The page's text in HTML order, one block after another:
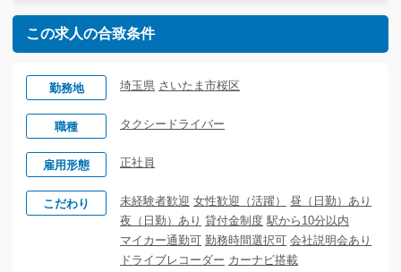
この求人の合致条件
勤務地 埼玉県 さいたま市桜区
職種 タクシードライバー
雇用形態 正社員
こだわり 未経験者歓迎 女性歓迎（活躍）
昼（日勤）あり
夜（日勤）あり 貸付金制度 駅から10分以内
マイカー通勤可 勤務時間選択可 会社説明会あり
ドライブレコーダー カーナビ搭載